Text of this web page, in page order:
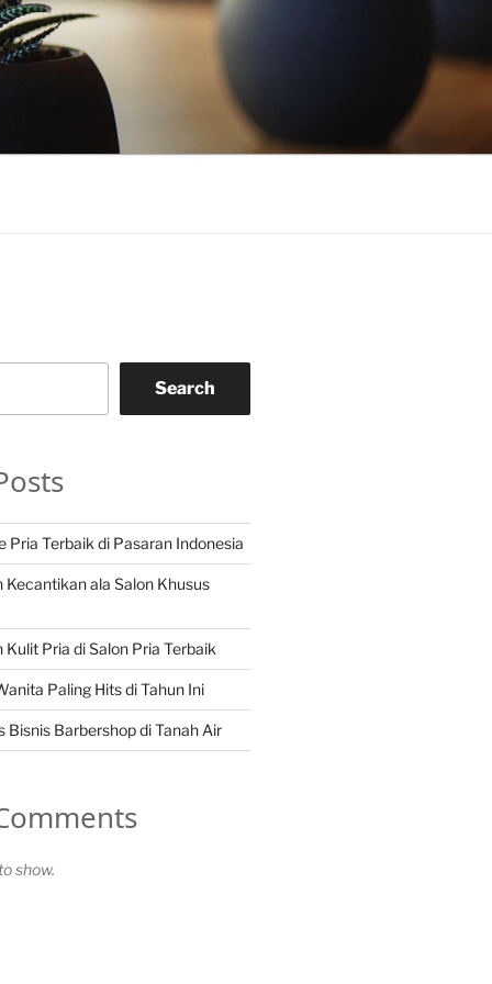
Search
Pria Terbaik di Pasaran Indonesia
Kecantikan ala Salon Khusus
Pria di Salon Pria Terbaik
Paling Hits di Tahun Ini
Bisnis Barbershop di Tanah Air
show.